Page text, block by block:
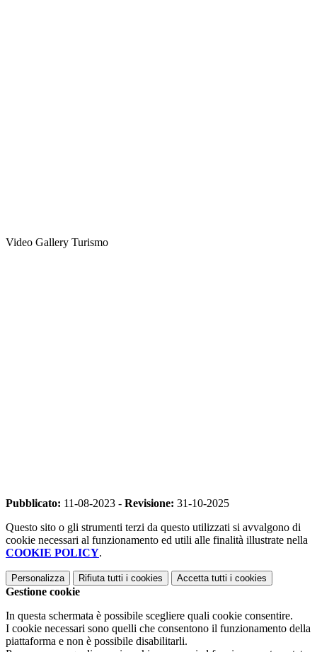
Video Gallery Turismo
Pubblicato: 11-08-2023 - Revisione: 31-10-2025
Questo sito o gli strumenti terzi da questo utilizzati si avvalgono di
cookie necessari al funzionamento ed utili alle finalità illustrate nella
COOKIE POLICY.
Personalizza Rifiuta tutti i cookies Accetta tutti i cookies
Gestione cookie
In questa schermata è possibile scegliere quali cookie consentire.
I cookie necessari sono quelli che consentono il funzionamento della
piattaforma e non è possibile disabilitarli.